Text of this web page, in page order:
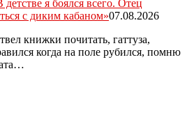
детстве я боялся всего. Отец
с диким кабаном»07.08.2026
книжки почитать, гаттуза,
когда на поле рубился, помню